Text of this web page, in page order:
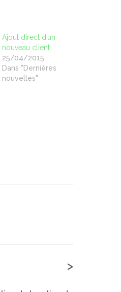
Ajout direct d’un
nouveau client
25/04/2015
Dans "Dernières
nouvelles"
>